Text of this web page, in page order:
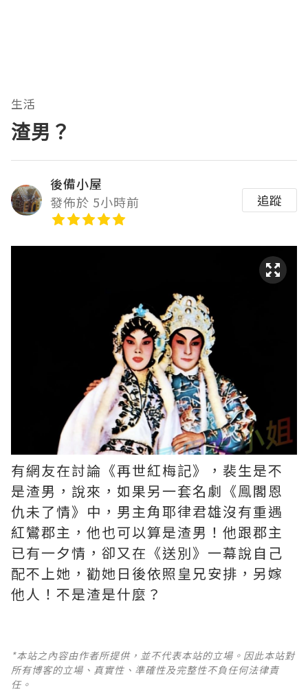
生活
渣男？
後備小屋
發佈於 5小時前
追蹤
有網友在討論《再世紅梅記》，裴生是不
是渣男，說來，如果另一套名劇《鳯閣恩
仇未了情》中，男主角耶律君雄沒有重遇
紅鸞郡主，他也可以算是渣男！他跟郡主
已有一夕情，卻又在《送別》一幕說自己
配不上她，勸她日後依照皇兄安排，另嫁
他人！不是渣是什麼？ ​​​
*本站之內容由作者所提供，並不代表本站的立場。因此本站對
所有博客的立場、真實性、準確性及完整性不負任何法律責
任。